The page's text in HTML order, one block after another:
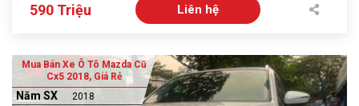
590 Triệu Liên hệ
Mua Bán Xe Ô Tô Mazda Cũ
Cx5 2018, Giá Rẻ
Năm SX 2018